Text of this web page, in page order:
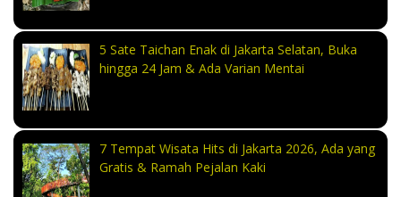
5 Sate Taichan Enak di Jakarta Selatan, Buka
hingga 24 Jam & Ada Varian Mentai
7 Tempat Wisata Hits di Jakarta 2026, Ada yang
Gratis & Ramah Pejalan Kaki